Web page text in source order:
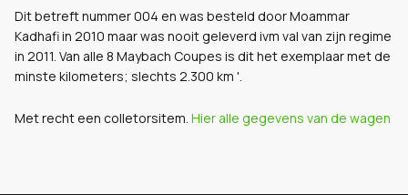
Dit betreft nummer 004 en was besteld door Moammar
Kadhafi in 2010 maar was nooit geleverd ivm val van zijn regime
in 2011. Van alle 8 Maybach Coupes is dit het exemplaar met de
minste kilometers; slechts 2.300 km '.
Met recht een colletorsitem. Hier alle gegevens van de wagen